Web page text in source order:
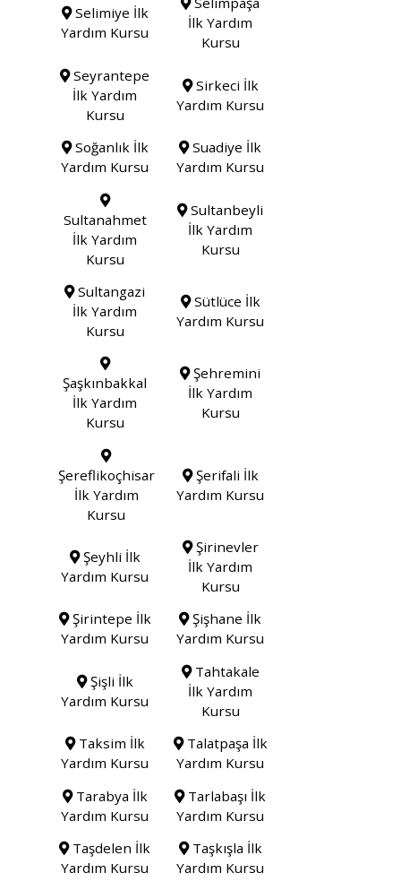
Selimiye İlk
Yardım Kursu
İlk Yardım
Kursu
Seyrantepe
İlk Yardım
Kursu
Sirkeci İlk
Yardım Kursu
Soğanlık İlk
Yardım Kursu
Suadiye İlk
Yardım Kursu
Sultanahmet
İlk Yardım
Kursu
Sultanbeyli
İlk Yardım
Kursu
Sultangazi
İlk Yardım
Kursu
Sütlüce İlk
Yardım Kursu
Şaşkınbakkal
İlk Yardım
Kursu
Şehremini
İlk Yardım
Kursu
Şereflikoçhisar
İlk Yardım
Kursu
Şerifali İlk
Yardım Kursu
Şeyhli İlk
Yardım Kursu
Şirinevler
İlk Yardım
Kursu
Şirintepe İlk
Yardım Kursu
Şişhane İlk
Yardım Kursu
Şişli İlk
Yardım Kursu
Tahtakale
İlk Yardım
Kursu
Taksim İlk
Yardım Kursu
Talatpaşa İlk
Yardım Kursu
Tarabya İlk
Yardım Kursu
Tarlabaşı İlk
Yardım Kursu
Taşdelen İlk
Yardım Kursu
Taşkışla İlk
Yardım Kursu